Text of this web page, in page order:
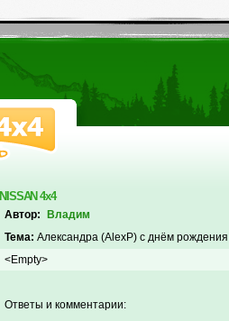
NISSAN 4x4
Автор:
Владим
Тема: Александра (AlexP) с днём
<Empty>
Ответы и комментарии: